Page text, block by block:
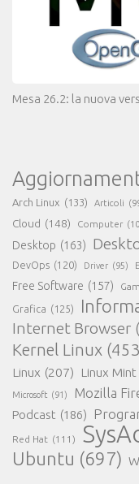
Mesa 26.2: la nuova
Arch Linux (133) Articoli
Cloud (148) Computer
Desktop (163)
DevOps (120) Driver (95)
Free Software (157)
Grafica (125)
Internet Browser
Kernel Linux
Linux (207) Linux Mint
Microsoft (91) Mozilla
Podcast (186)
Red Hat (111)
Ubuntu (697)